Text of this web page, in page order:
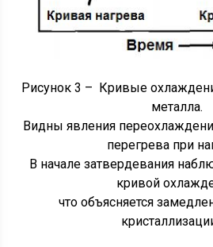
Рисунок 3 – Кривые
металла.
Видны явления
перегрева при
В начале затвердевания
кривой
что объясняется